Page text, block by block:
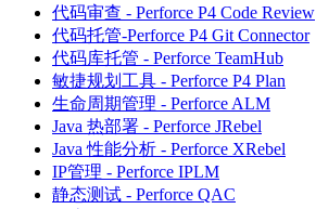
代码审查 - Perforce P4 Code Review
代码托管-Perforce P4 Git Connector
代码库托管 - Perforce TeamHub
敏捷规划工具 - Perforce P4 Plan
生命周期管理 - Perforce ALM
Java 热部署 - Perforce JRebel
Java 性能分析 - Perforce XRebel
IP管理 - Perforce IPLM
静态测试 - Perforce QAC